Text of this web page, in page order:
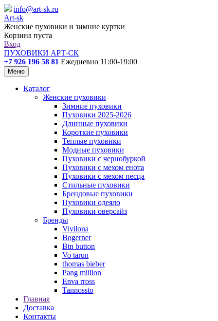
info@art-sk.ru
Art-sk
Женские пуховики и зимние куртки
Корзина пуста
Вход
ПУХОВИКИ АРТ-СК
+7 926 196 58 81 Ежедневно 11:00-19:00
Меню
Каталог
Женские пуховики
Зимние пуховики
Пуховики 2025-2026
Длинные пуховики
Короткие пуховики
Теплые пуховики
Модные пуховики
Пуховики с чернобуркой
Пуховики с мехом енота
Пуховики с мехом песца
Стильные пуховики
Брендовые пуховики
Пуховики одеяло
Пуховики оверсайз
Бренды
Vivilona
Bogerner
Btn button
Vo tarun
thomas bieber
Pang million
Enva rross
Tannossto
Главная
Доставка
Контакты